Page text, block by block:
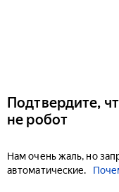
Подтвердите,
не робот
Нам очень жаль, но
автоматические.